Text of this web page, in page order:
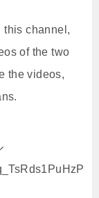
this channel,
of the two
the videos,